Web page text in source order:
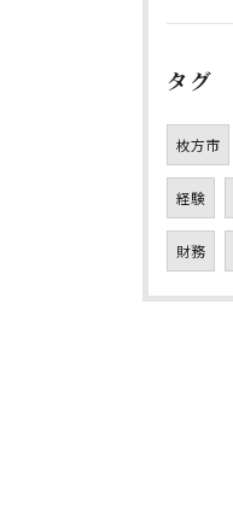
タグ
枚方市
経験
財務